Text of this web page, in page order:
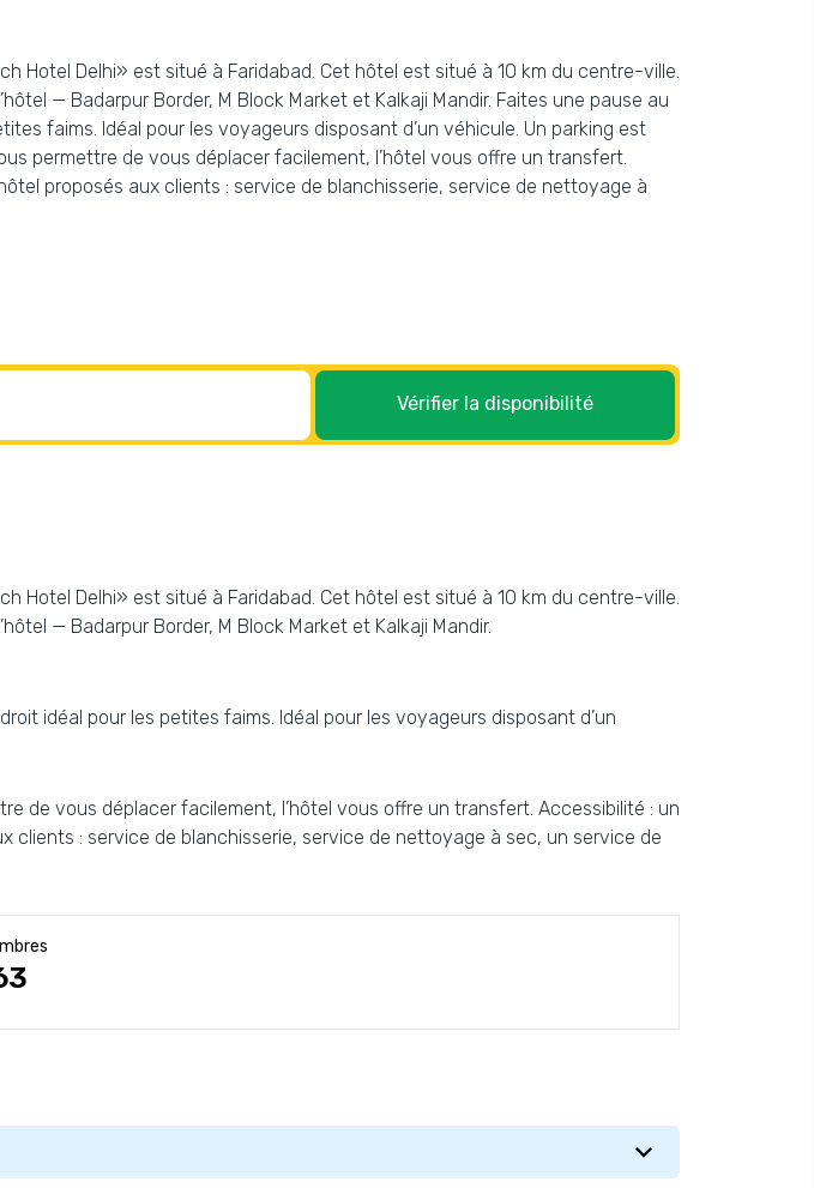
Hotel Delhi» est situé à Faridabad. Cet hôtel est situé à 10 km du centre-ville.
— Badarpur Border, M Block Market et Kalkaji Mandir. Faites une pause au
faims. Idéal pour les voyageurs disposant d’un véhicule. Un parking est
permettre de vous déplacer facilement, l’hôtel vous offre un transfert.
proposés aux clients : service de blanchisserie, service de nettoyage à
Vérifier la disponibilité
Hotel Delhi» est situé à Faridabad. Cet hôtel est situé à 10 km du centre-ville.
— Badarpur Border, M Block Market et Kalkaji Mandir.
idéal pour les petites faims. Idéal pour les voyageurs disposant d’un
de vous déplacer facilement, l’hôtel vous offre un transfert. Accessibilité : un
clients : service de blanchisserie, service de nettoyage à sec, un service de